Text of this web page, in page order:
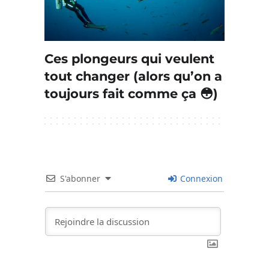
Ces plongeurs qui veulent
tout changer (alors qu’on a
toujours fait comme ça 😳)
S'abonner Connexion